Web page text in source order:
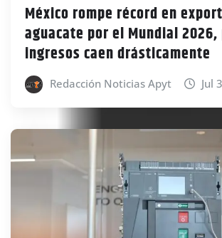
México rompe récord en
aguacate por el Mundial
ingresos caen drásticamente
Redacción Noticias Apyt Jul